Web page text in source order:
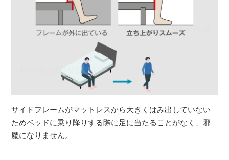
サイドフレームがマットレスから大きくはみ出していない
ためベッドに乗り降りする際に足に当たることがなく、邪
魔になりません。